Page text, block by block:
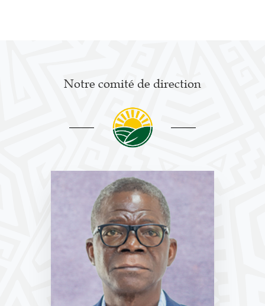
Notre comité de direction